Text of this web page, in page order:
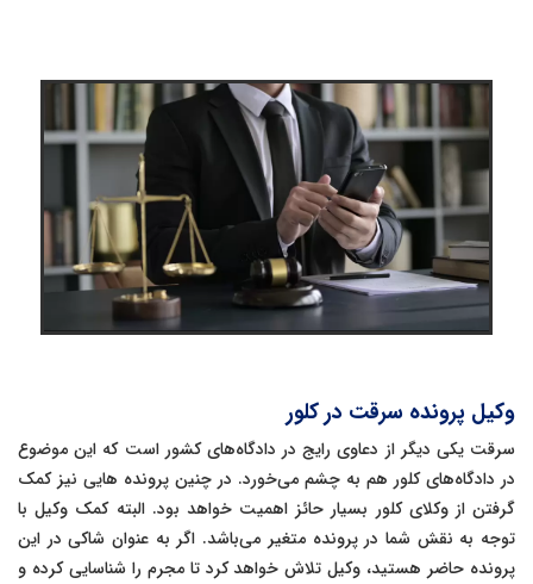
وکیل پرونده سرقت در کلور
سرقت یکی دیگر از دعاوی رایج در دادگاه‌های کشور است که این موضوع
در دادگاه‌های کلور هم به چشم می‌خورد. در چنین پرونده هایی نیز کمک
گرفتن از وکلای کلور بسیار حائز اهمیت خواهد بود. البته کمک وکیل با
توجه به نقش شما در پرونده متغیر می‌باشد. اگر به عنوان شاکی در این
پرونده حاضر هستید، وکیل تلاش خواهد کرد تا مجرم را شناسایی کرده و